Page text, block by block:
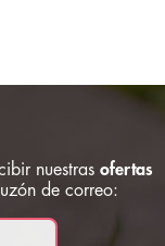
nuestras ofertas
de correo: